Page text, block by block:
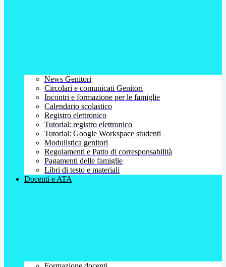
News Genitori
Circolari e comunicati Genitori
Incontri e formazione per le famiglie
Calendario scolastico
Registro elettronico
Tutorial: registro elettronico
Tutorial: Google Workspace studenti
Modulistica genitori
Regolamenti e Patto di corresponsabilità
Pagamenti delle famiglie
Libri di testo e materiali
Docenti e ATA